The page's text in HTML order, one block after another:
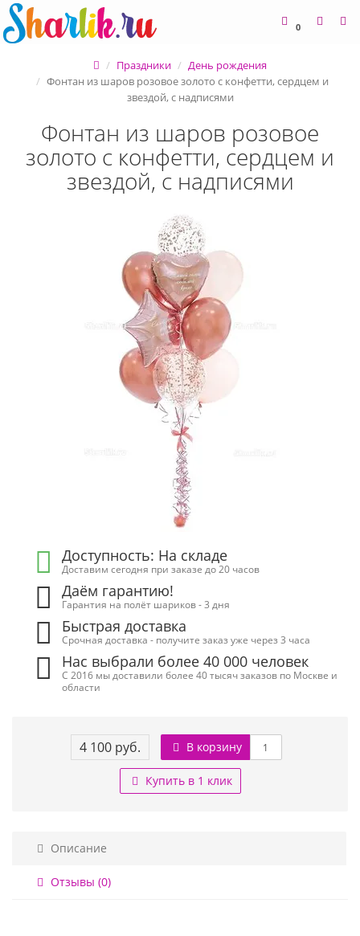
0
Праздники
День рождения
Фонтан из шаров розовое золото с конфетти, сердцем и
звездой, с надписями
Фонтан из шаров розовое
золото с конфетти, сердцем и
звездой, с надписями
Доступность: На складе
Доставим сегодня при заказе до 20 часов
Даём гарантию!
Гарантия на полёт шариков - 3 дня
Быстрая доставка
Срочная доставка - получите заказ уже через 3 часа
Нас выбрали более 40 000 человек
С 2016 мы доставили более 40 тысяч заказов по Москве и
области
4 100 руб. В корзину
Купить в 1 клик
Описание
Отзывы (0)